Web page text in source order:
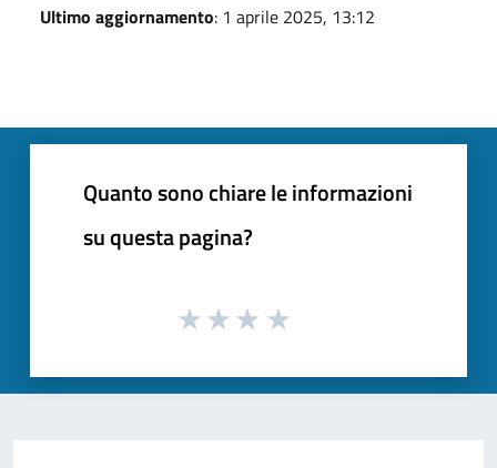
Ultimo aggiornamento: 1 aprile 2025, 13:12
Quanto sono chiare le informazioni
su questa pagina?